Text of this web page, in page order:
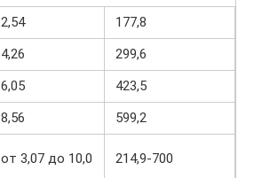
2,54
177,8
4,26
299,6
6,05
423,5
8,56
599,2
от 3,07 до 10,0 214,9-700